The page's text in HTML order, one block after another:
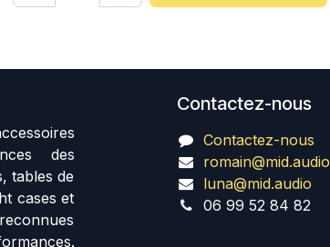
Contactez-nous
Contactez-nous
romain@mid.audio
luna@mid.audio
06 99 52 84 82
des
tables de
cases et